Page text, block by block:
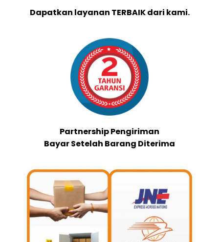
Dapatkan layanan TERBAIK dari kami.
Partnership Pengiriman
Bayar Setelah Barang Diterima